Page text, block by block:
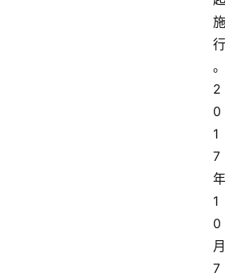
施
行
。
2
0
1
7
年
1
0
月
7